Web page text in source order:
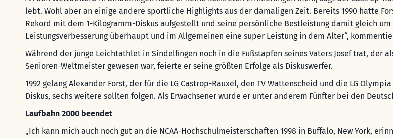
lebt. Wohl aber an einige andere sportliche Highlights aus der damaligen Zeit. Bereits 1990 hatte
Rekord mit dem 1-Kilogramm-Diskus aufgestellt und seine persönliche Bestleistung damit gleich
Leistungsverbesserung überhaupt und im Allgemeinen eine super Leistung in dem Alter“,
Während der junge Leichtathlet in Sindelfingen noch in die Fußstapfen seines Vaters Josef trat, der
Senioren-Weltmeister gewesen war, feierte er seine größten Erfolge als Diskuswerfer.
1992 gelang Alexander Forst, der für die LG Castrop-Rauxel, den TV Wattenscheid und die LG
Diskus, sechs weitere sollten folgen. Als Erwachsener wurde er unter anderem Fünfter bei den
Laufbahn 2000 beendet
„Ich kann mich auch noch gut an die NCAA-Hochschulmeisterschaften 1998 in Buffalo, New York,